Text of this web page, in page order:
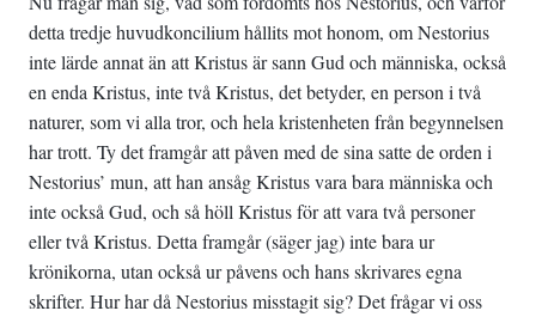
detta tredje huvudkoncilium hållits mot honom, om Nestorius
inte lärde annat än att Kristus är sann Gud och människa, också
en enda Kristus, inte två Kristus, det betyder, en person i två
naturer, som vi alla tror, och hela kristenheten från begynnelsen
har trott. Ty det framgår att påven med de sina satte de orden i
Nestorius’ mun, att han ansåg Kristus vara bara människa och
inte också Gud, och så höll Kristus för att vara två personer
eller två Kristus. Detta framgår (säger jag) inte bara ur
krönikorna, utan också ur påvens och hans skrivares egna
skrifter. Hur har då Nestorius misstagit sig? Det frågar vi oss